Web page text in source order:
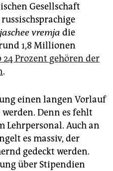
Gesellschaft
vremja die
1,8 Millionen
24 Prozent gehören der
.
einen langen Vorlauf
Denn es fehlt
Lehrpersonal. Auch an
es massiv, der
gedeckt werden.
über Stipendien